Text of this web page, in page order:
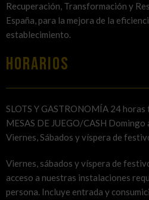
Recuperación, Transformación y
España, para la mejora de la
establecimiento.
HORARIOS
SLOTS Y GASTRONOMÍA 24 horas
MESAS DE JUEGO/CASH
Viernes, Sábados y víspera de
Viernes, sábados y víspera de
acceso a nuestras instalaciones
persona. Incluye entrada y